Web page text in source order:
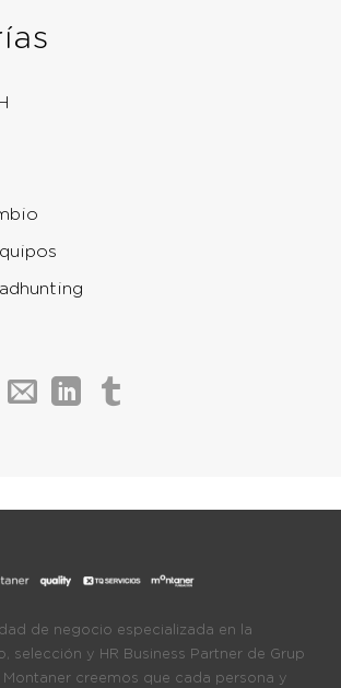
de negocio especializada en la
selección y HR Business Partner de Grup
Montaner creemos que cada persona y